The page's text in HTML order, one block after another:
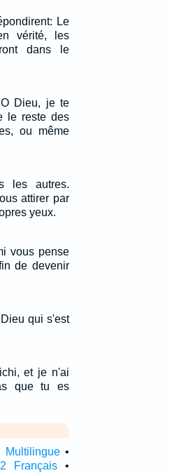
Le
vérité, les
dans le
Dieu, je te
le reste des
ou même
les autres.
attirer par
yeux.
vous pense
de devenir
qui s'est
et je n'ai
que tu es
Multilingue •
Français •